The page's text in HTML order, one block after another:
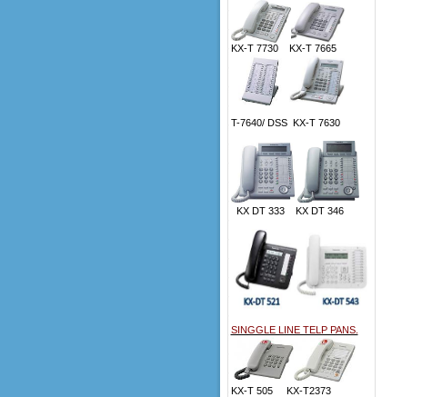
KX-T 7730 KX-T 7665
T-7640/ DSS KX-T 7630
KX DT 333 KX DT 346
SINGGLE LINE TELP PANS.
KX-T 505 KX-T2373